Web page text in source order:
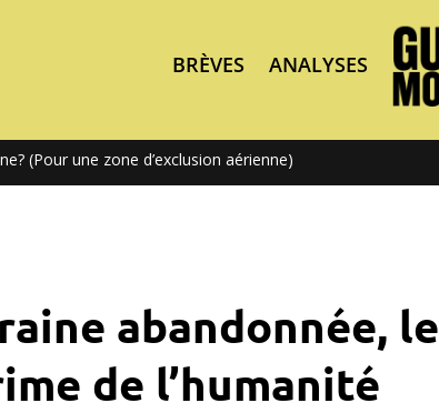
BRÈVES ANALYSES
(Pour une zone d’exclusion aérienne)
abandonnée, le
de l’humanité